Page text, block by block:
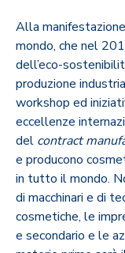
Alla
mondo, che nel
dell’eco-
produzione
workshop ed
eccellenze
del contract
e producono
in tutto il mondo.
di macchinari e di
cosmetiche, le
e secondario e le